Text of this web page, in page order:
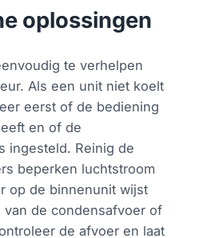
oplossingen
te verhelpen
Als een unit niet koelt
eerst of de bediening
en of de
ingesteld. Reinig de
beperken luchtstroom
op de binnenunit wijst
van de condensafvoer of
de afvoer en laat